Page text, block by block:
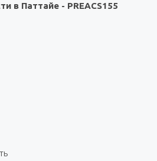
в Паттайе - PREACS155